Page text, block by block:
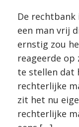
De
een man vrij
ernstig zou
reageerde op
te stellen dat
rechterlijke
zit het nu
rechterlijke